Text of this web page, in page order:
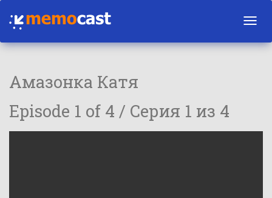
Амазонка Катя
Episode 1 of 4 / Серия 1 из 4